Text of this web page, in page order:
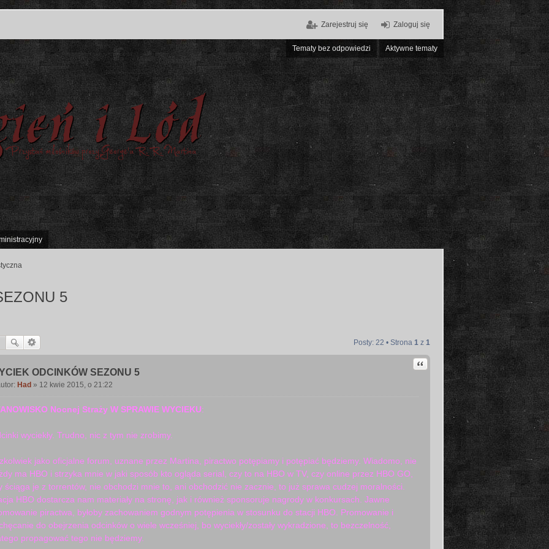
Zaloguj się
Zarejestruj się
Tematy bez odpowiedzi Aktywne tematy
5
Posty: 22 • Strona 1 z 1
ODCINKÓW SEZONU 5
Cytuj
Had » 12 kwie 2015, o 21:22
Nocnej Straży W SPRAWIE WYCIEKU:
wyciekły. Trudno, nic z tym nie zrobimy.
jako oficjalne forum, uznane przez Martina, piractwo potępiamy i potępiać będziemy. Wiadomo, nie
ma HBO i strzyka mnie w jaki sposób kto ogląda serial, czy to na HBO w TV, czy online przez HBO GO,
ściąga je z torrentów, nie obchodzi mnie to, ani obchodzić nie zacznie, to już sprawa cudzej moralności.
HBO dostarcza nam materiały na stronę, jak i również sponsoruje nagrody w konkursach. Jawne
piractwa, byłoby zachowaniem godnym potępienia w stosunku do stacji HBO. Promowanie i
do obejrzenia odcinków o wiele wcześniej, bo wyciekły/zostały wykradzione, to bezczelność,
propagować tego nie będziemy.